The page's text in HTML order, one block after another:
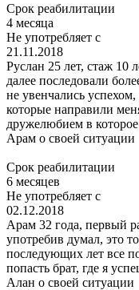
Срок реабилитации
4 месяца
Не употребляет с
21.11.2018
Руслан 25 лет, стаж 10
далее последовали
не увенчались
которые направили
дружелюбием в
Арам о своей ситуации
Срок реабилитации
6 месяцев
Не употребляет с
02.12.2018
Арам 32 года, первый
употребив думал, это
последующих лет все
попасть брат, где я
Алан о своей ситуации